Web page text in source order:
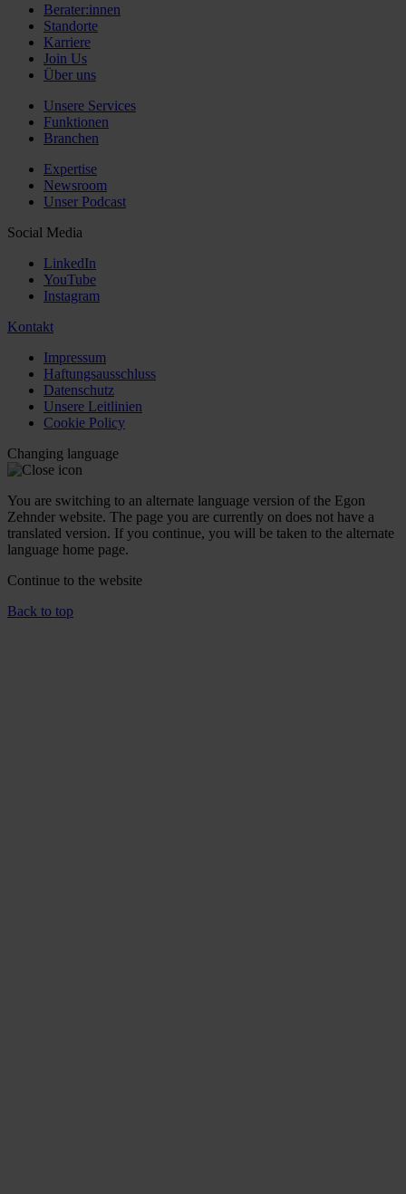
Berater:innen
Standorte
Karriere
Join Us
Über uns
Unsere Services
Funktionen
Branchen
Expertise
Newsroom
Unser Podcast
Social Media
LinkedIn
YouTube
Instagram
Kontakt
Impressum
Haftungsausschluss
Datenschutz
Unsere Leitlinien
Cookie Policy
Changing language
You are switching to an alternate language version of the Egon
Zehnder website. The page you are currently on does not have a
translated version. If you continue, you will be taken to the alternate
language home page.
Continue to the website
Back to top